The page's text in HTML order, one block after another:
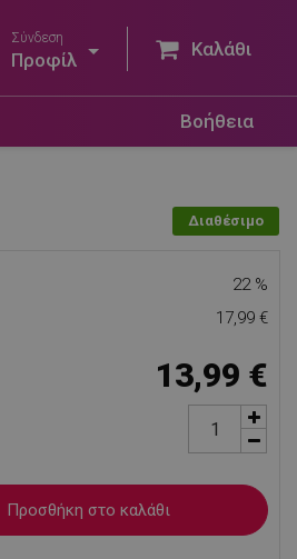
Σύνδεση
Προφίλ  Καλάθι
Βοήθεια
Διαθέσιμο
22 %
17,99 €
13,99 €
Προσθήκη στο καλάθι